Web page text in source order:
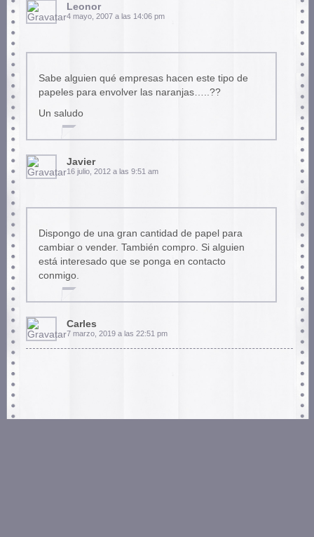
Leonor
4 mayo, 2007 a las 14:06 pm
Sabe alguien qué empresas hacen este tipo de
papeles para envolver las naranjas…..??
Un saludo
Javier
16 julio, 2012 a las 9:51 am
Dispongo de una gran cantidad de papel para
cambiar o vender. También compro. Si alguien
está interesado que se ponga en contacto
conmigo.
Carles
7 marzo, 2019 a las 22:51 pm